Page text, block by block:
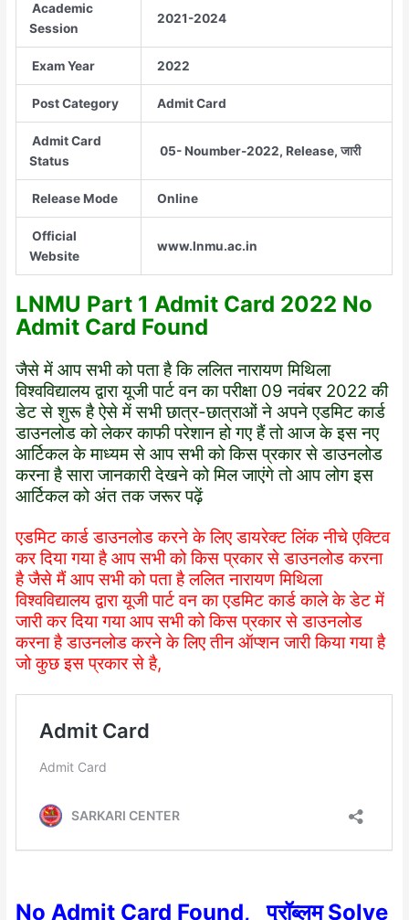
Academic
Session
2021-2024
Exam Year 2022
Post Category Admit Card
Admit Card
Status
05- Noumber-2022, Release, जारी
Release Mode Online
Official
Website
www.lnmu.ac.in
LNMU Part 1 Admit Card 2022 No
Admit Card Found
जैसे में आप सभी को पता है कि ललित नारायण मिथिला
विश्वविद्यालय द्वारा यूजी पार्ट वन का परीक्षा 09 नवंबर 2022 की
डेट से शुरू है ऐसे में सभी छात्र-छात्राओं ने अपने एडमिट कार्ड
डाउनलोड को लेकर काफी परेशान हो गए हैं तो आज के इस नए
आर्टिकल के माध्यम से आप सभी को किस प्रकार से डाउनलोड
करना है सारा जानकारी देखने को मिल जाएंगे तो आप लोग इस
आर्टिकल को अंत तक जरूर पढ़ें
एडमिट कार्ड डाउनलोड करने के लिए डायरेक्ट लिंक नीचे एक्टिव
कर दिया गया है आप सभी को किस प्रकार से डाउनलोड करना
है जैसे मैं आप सभी को पता है ललित नारायण मिथिला
विश्वविद्यालय द्वारा यूजी पार्ट वन का एडमिट कार्ड काले के डेट में
जारी कर दिया गया आप सभी को किस प्रकार से डाउनलोड
करना है डाउनलोड करने के लिए तीन ऑप्शन जारी किया गया है
जो कुछ इस प्रकार से है,
No Admit Card Found, प्रॉब्लम Solve